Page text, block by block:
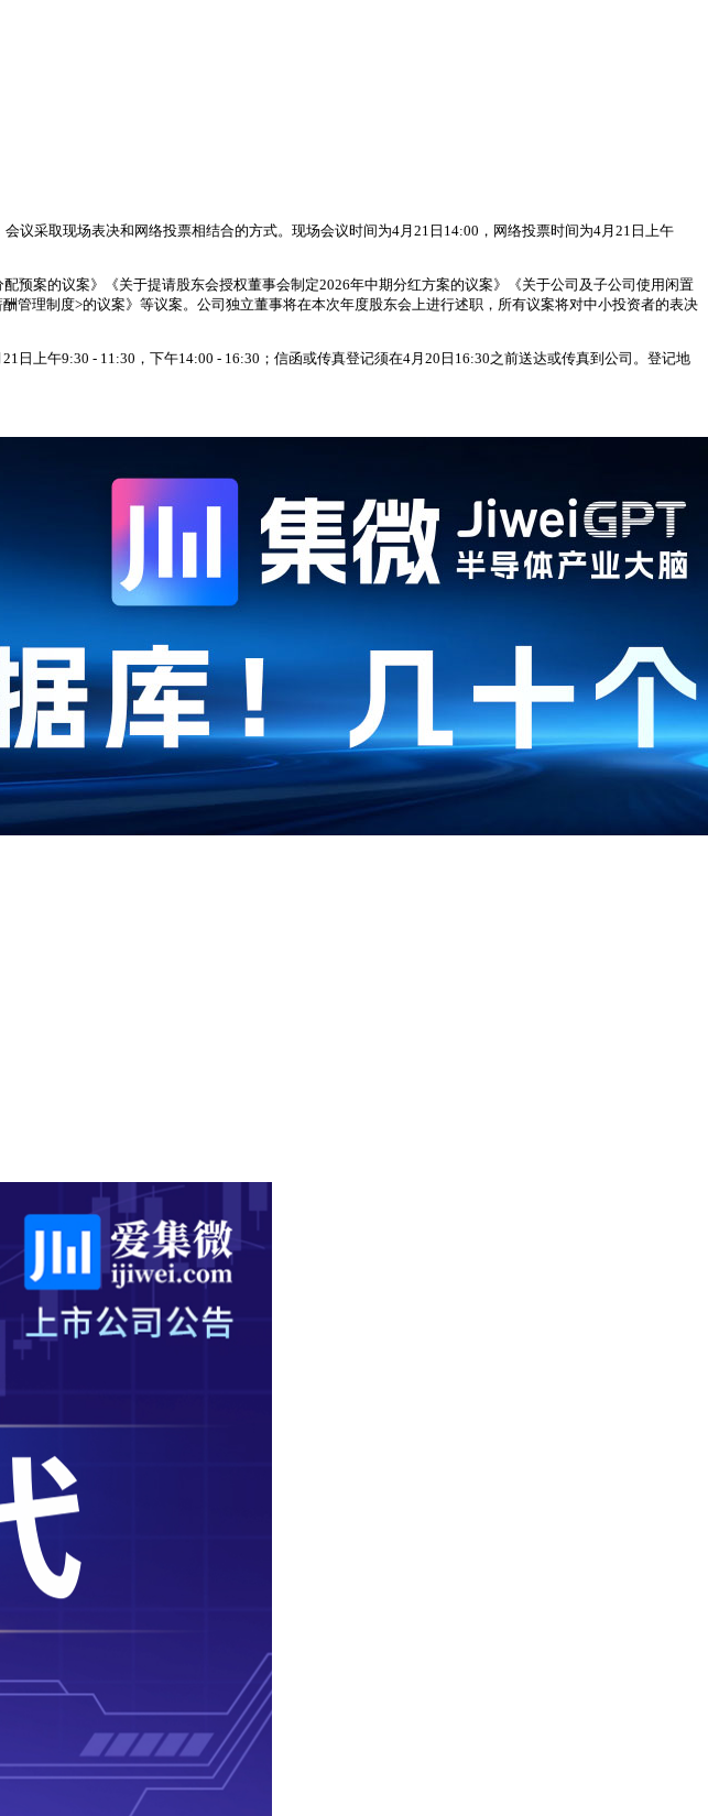
议采取现场表决和网络投票相结合的方式。现场会议时间为4月21日14:00，网络投票时间为4月21日上午
预案的议案》《关于提请股东会授权董事会制定2026年中期分红方案的议案》《关于公司及子公司使用闲置
理制度>的议案》等议案。公司独立董事将在本次年度股东会上进行述职，所有议案将对中小投资者的表决
上午9:30 - 11:30，下午14:00 - 16:30；信函或传真登记须在4月20日16:30之前送达或传真到公司。登记地